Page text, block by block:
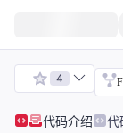
4
代码介绍 代